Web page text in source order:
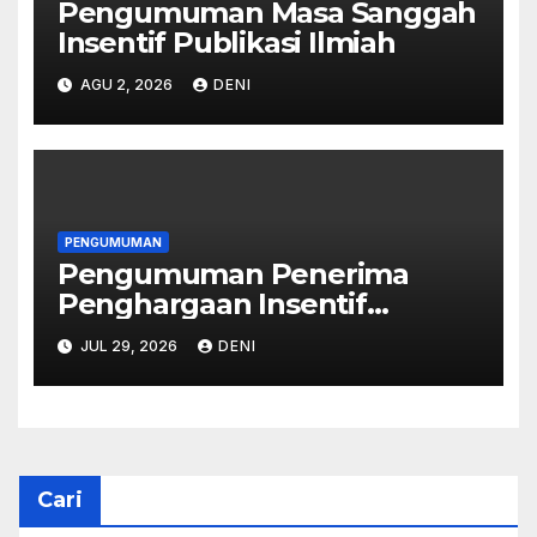
Pengumuman Masa Sanggah
Insentif Publikasi Ilmiah
AGU 2, 2026 DENI
PENGUMUMAN
Pengumuman Penerima
Penghargaan Insentif
Publikasi Ilmiah, Jurnal
Internasional, Publikasi Buku,
Prosiding, dan Kekayaan
Anggaran 2026
JUL 29, 2026 DENI
Cari